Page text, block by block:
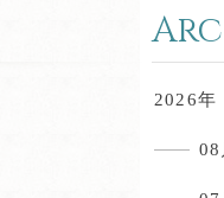
2026年
08